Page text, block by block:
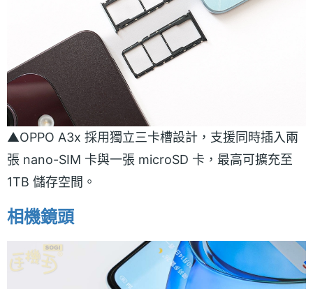
▲OPPO A3x 採用獨立三卡槽設計，支援同時插入兩
張 nano-SIM 卡與一張 microSD 卡，最高可擴充至
1TB 儲存空間。
相機鏡頭